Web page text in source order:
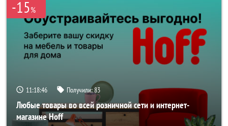
-15%
11:18:45 Получили:83
Любые товары во всей розничной сети и интернет-
магазине Hoff